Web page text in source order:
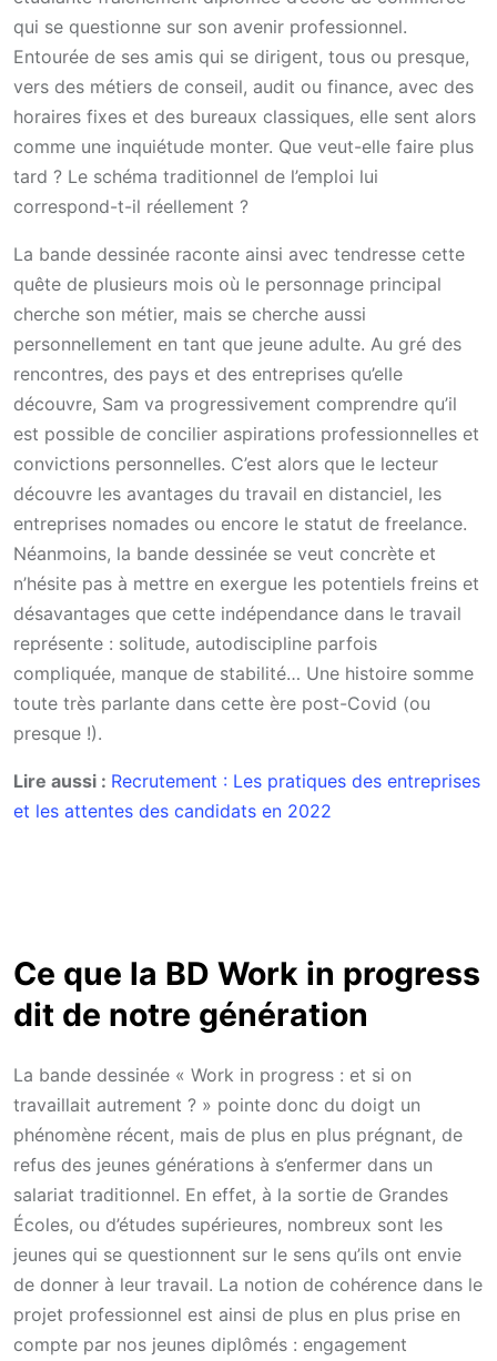
qui se questionne sur son avenir professionnel.
Entourée de ses amis qui se dirigent, tous ou presque,
vers des métiers de conseil, audit ou finance, avec des
horaires fixes et des bureaux classiques, elle sent alors
comme une inquiétude monter. Que veut-elle faire plus
tard ? Le schéma traditionnel de l’emploi lui
correspond-t-il réellement ?
La bande dessinée raconte ainsi avec tendresse cette
quête de plusieurs mois où le personnage principal
cherche son métier, mais se cherche aussi
personnellement en tant que jeune adulte. Au gré des
rencontres, des pays et des entreprises qu’elle
découvre, Sam va progressivement comprendre qu’il
est possible de concilier aspirations professionnelles et
convictions personnelles. C’est alors que le lecteur
découvre les avantages du travail en distanciel, les
entreprises nomades ou encore le statut de freelance.
Néanmoins, la bande dessinée se veut concrète et
n’hésite pas à mettre en exergue les potentiels freins et
désavantages que cette indépendance dans le travail
représente : solitude, autodiscipline parfois
compliquée, manque de stabilité… Une histoire somme
toute très parlante dans cette ère post-Covid (ou
presque !).
Lire aussi : Recrutement : Les pratiques des entreprises
et les attentes des candidats en 2022
Ce que la BD Work in progress
dit de notre génération
La bande dessinée « Work in progress : et si on
travaillait autrement ? » pointe donc du doigt un
phénomène récent, mais de plus en plus prégnant, de
refus des jeunes générations à s’enfermer dans un
salariat traditionnel. En effet, à la sortie de Grandes
Écoles, ou d’études supérieures, nombreux sont les
jeunes qui se questionnent sur le sens qu’ils ont envie
de donner à leur travail. La notion de cohérence dans le
projet professionnel est ainsi de plus en plus prise en
compte par nos jeunes diplômés : engagement